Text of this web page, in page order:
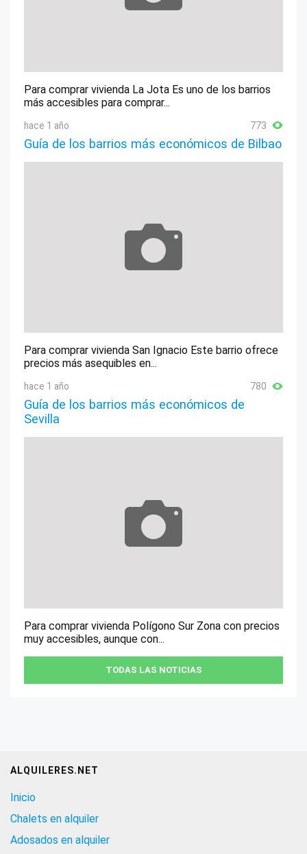
Para comprar vivienda La Jota Es uno de los barrios
más accesibles para comprar...
hace 1 año 773
Guía de los barrios más económicos de Bilbao
Para comprar vivienda San Ignacio Este barrio ofrece
precios más asequibles en...
hace 1 año 780
Guía de los barrios más económicos de
Sevilla
Para comprar vivienda Polígono Sur Zona con precios
muy accesibles, aunque con...
TODAS LAS NOTICIAS
ALQUILERES.NET
Inicio
Chalets en alquiler
Adosados en alquiler